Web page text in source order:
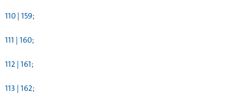
110 | 159;
111 | 160;
112 | 161;
113 | 162;